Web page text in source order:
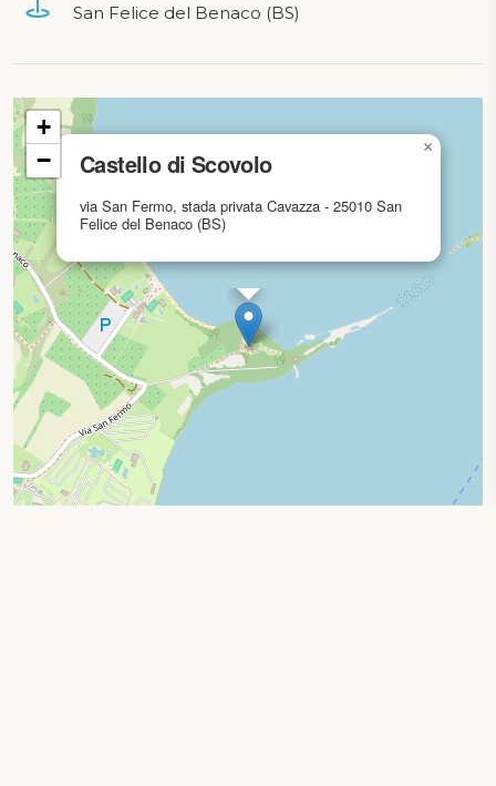
San Felice del Benaco (BS)
mappa in caricamento...
Castello di Scovolo
via San Fermo, stada privata Cavazza - 25010 San
Felice del Benaco (BS)
×
+
−